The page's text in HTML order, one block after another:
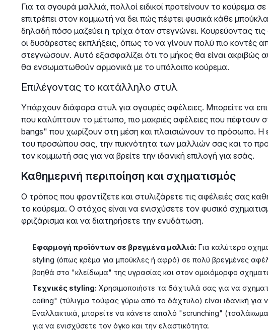
Για τα σγουρά μαλλιά, πολλοί ειδικοί προτείνουν το κούρεμα
επιτρέπει στον κομμωτή να δει πώς πέφτει φυσικά κάθε
δηλαδή πόσο μαζεύει η τρίχα όταν στεγνώνει. Κουρεύοντας
οι δυσάρεστες εκπλήξεις, όπως το να γίνουν πολύ πιο κοντές
στεγνώσουν. Αυτό εξασφαλίζει ότι το μήκος θα είναι ακριβώς
θα ενσωματωθούν αρμονικά με το υπόλοιπο κούρεμα.
Επιλέγοντας το κατάλληλο στυλ
Υπάρχουν διάφορα στυλ για σγουρές αφέλειες. Μπορείτε να
που καλύπτουν το μέτωπο, πιο μακριές αφέλειες που πέφτουν
bangs" που χωρίζουν στη μέση και πλαισιώνουν το πρόσωπο. Η
του προσώπου σας, την πυκνότητα των μαλλιών σας και το
τον κομμωτή σας για να βρείτε την ιδανική επιλογή για εσάς.
Καθημερινή περιποίηση και σχηματισμός
Ο τρόπος που φροντίζετε και στυλιζάρετε τις αφέλειές σας
το κούρεμα. Ο στόχος είναι να ενισχύσετε τον φυσικό
φριζάρισμα και να διατηρήσετε την ενυδάτωση.
Εφαρμογή προϊόντων σε βρεγμένα μαλλιά: Για καλύτερο
styling (όπως κρέμα για μπούκλες ή αφρό) σε πολύ βρεγμένες
βοηθά στο "κλείδωμα" της υγρασίας και στον ομοιόμορφο
Τεχνικές styling: Χρησιμοποιήστε τα δάχτυλά σας για να
coiling" (τύλιγμα τούφας γύρω από το δάχτυλο) είναι ιδανική
Εναλλακτικά, μπορείτε να κάνετε απαλό "scrunching"
για να ενισχύσετε τον όγκο και την ελαστικότητα.